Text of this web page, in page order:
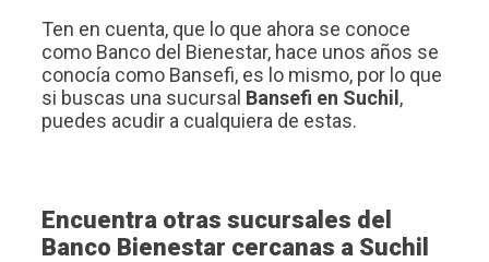
Ten en cuenta, que lo que ahora se conoce
como Banco del Bienestar, hace unos años se
conocía como Bansefi, es lo mismo, por lo que
si buscas una sucursal Bansefi en Suchil ,
puedes acudir a cualquiera de estas.
Encuentra otras sucursales del
Banco Bienestar cercanas a Suchil